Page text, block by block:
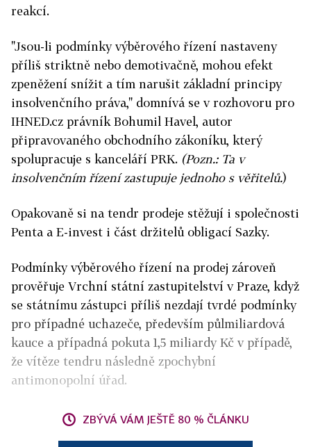
reakcí.
"Jsou-li podmínky výběrového řízení nastaveny
příliš striktně nebo demotivačně, mohou efekt
zpeněžení snížit a tím narušit základní principy
insolvenčního práva," domnívá se v rozhovoru pro
IHNED.cz právník Bohumil Havel, autor
připravovaného obchodního zákoníku, který
spolupracuje s kanceláří PRK. (Pozn.: Ta v
insolvenčním řízení zastupuje jednoho s věřitelů.)
Opakovaně si na tendr prodeje stěžují i společnosti
Penta a E-invest i část držitelů obligací Sazky.
Podmínky výběrového řízení na prodej zároveň
prověřuje Vrchní státní zastupitelství v Praze, když
se státnímu zástupci příliš nezdají tvrdé podmínky
pro případné uchazeče, především půlmiliardová
kauce a případná pokuta 1,5 miliardy Kč v případě,
že vítěze tendru následně zpochybní
antimonopolní úřad.
ZBÝVÁ VÁM JEŠTĚ 80 % ČLÁNKU